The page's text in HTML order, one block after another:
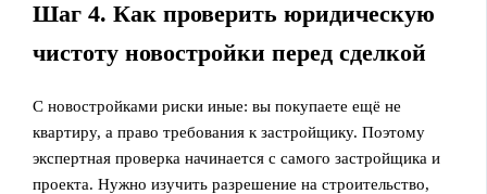
Шаг 4. Как проверить юридическую
чистоту новостройки перед сделкой
С новостройками риски иные: вы покупаете ещё не
квартиру, а право требования к застройщику. Поэтому
экспертная проверка начинается с самого застройщика и
проекта. Нужно изучить разрешение на строительство,